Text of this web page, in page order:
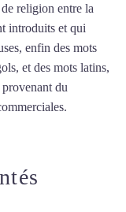
religion entre la
introduits et qui
enfin des mots
et des mots latins,
du